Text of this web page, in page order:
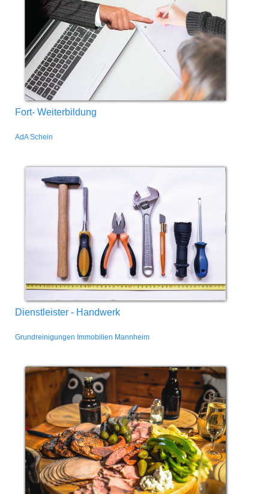
Fort- Weiterbildung
AdA Schein
Dienstleister - Handwerk
Grundreinigungen Immobilien Mannheim